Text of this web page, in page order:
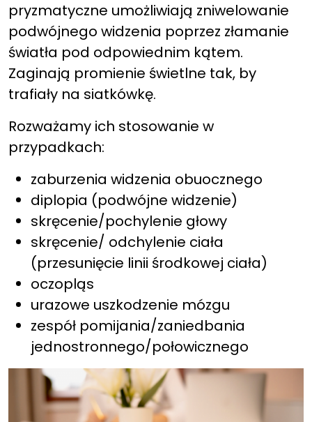
pryzmatyczne umożliwiają zniwelowanie
podwójnego widzenia poprzez złamanie
światła pod odpowiednim kątem.
Zaginają promienie świetlne tak, by
trafiały na siatkówkę.
Rozważamy ich stosowanie w
przypadkach:
zaburzenia widzenia obuocznego
diplopia (podwójne widzenie)
skręcenie/pochylenie głowy
skręcenie/ odchylenie ciała
(przesunięcie linii środkowej ciała)
oczopląs
urazowe uszkodzenie mózgu
zespół pomijania/zaniedbania
jednostronnego/połowicznego